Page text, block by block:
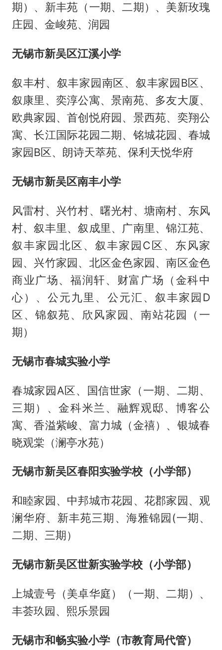
期）、新丰苑（一期、二期）、美新玫瑰
庄园、金峻苑、润园
无锡市新吴区江溪小学
叙丰村、叙丰家园南区、叙丰家园B区、
叙康里、奕淳公寓、景南苑、多友大厦、
欧典家园、首创悦府园、景西苑、奕翔公
寓、长江国际花园二期、铭城花园、春城
家园B区、朗诗天萃苑、保利天悦华府
无锡市新吴区南丰小学
风雷村、兴竹村、曙光村、塘南村、东风
村、叙丰里、叙成里、广南里、锦江苑、
叙丰家园北区、叙丰家园C区、东风家
园、兴竹家园、北区金色家园、南区金色
商业广场、福润轩、财富广场（金科中
心）、公元九里、公元汇、叙丰家园D
区、锦叙苑、欣风家园、南站花园（一
期）
无锡市春城实验小学
春城家园A区、国信世家（一期、二期、
三期）、金科米兰、融辉观邸、博客公
寓、香溢紫峻、富力城（金禧）、银城春
晓观棠（澜亭水苑）
无锡市新吴区春阳实验学校（小学部）
和睦家园、中邦城市花园、花郡家园、观
澜华府、新丰苑三期、海雅锦园(一期、
二期、三期）
无锡市新吴区世新实验学校（小学部）
上城壹号（美卓华庭）（一期、二期）、
丰荟玖园、熙乐景园
无锡市和畅实验小学（市教育局代管）